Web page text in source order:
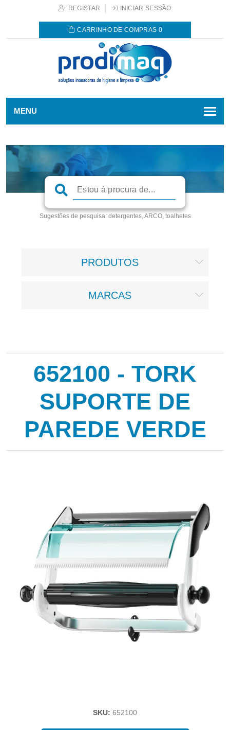
REGISTAR INICIAR SESSÃO
CARRINHO DE COMPRAS 0
MENU
Sugestões de pesquisa:detergentes, ARCO, toalhetes
PRODUTOS
MARCAS
652100 - TORK
SUPORTE DE
PAREDE VERDE
SKU: 652100